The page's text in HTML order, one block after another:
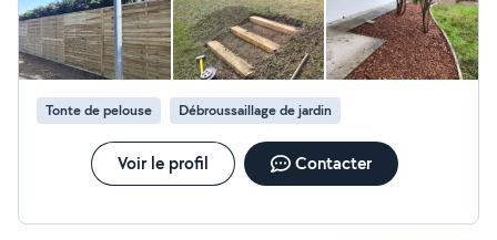
Tonte de pelouse Débroussaillage de jardin
Voir le profil Contacter